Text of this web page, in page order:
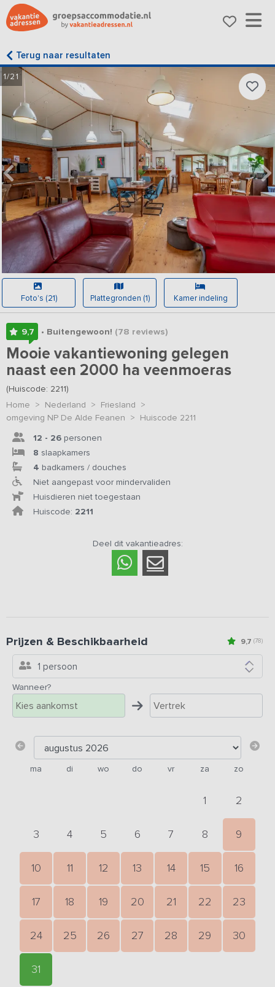
Terug naar resultaten
1/21
Foto's (21) Plattegronden (1) Kamer indeling
9,7 • Buitengewoon! (78 reviews)
Mooie vakantiewoning gelegen
naast een 2000 ha veenmoeras
(Huiscode: 2211)
Home > Nederland > Friesland >
omgeving NP De Alde Feanen > Huiscode 2211
12 - 26 personen
8 slaapkamers
4 badkamers / douches
Niet aangepast voor mindervaliden
Huisdieren niet toegestaan
Huiscode: 2211
Deel dit vakantieadres:
9,7 (78)
Prijzen & Beschikbaarheid
1 persoon
Wanneer?
ma di wo do vr za zo
1 2
3 4 5 6 7 8 9
10 11 12 13 14 15 16
17 18 19 20 21 22 23
24 25 26 27 28 29 30
31